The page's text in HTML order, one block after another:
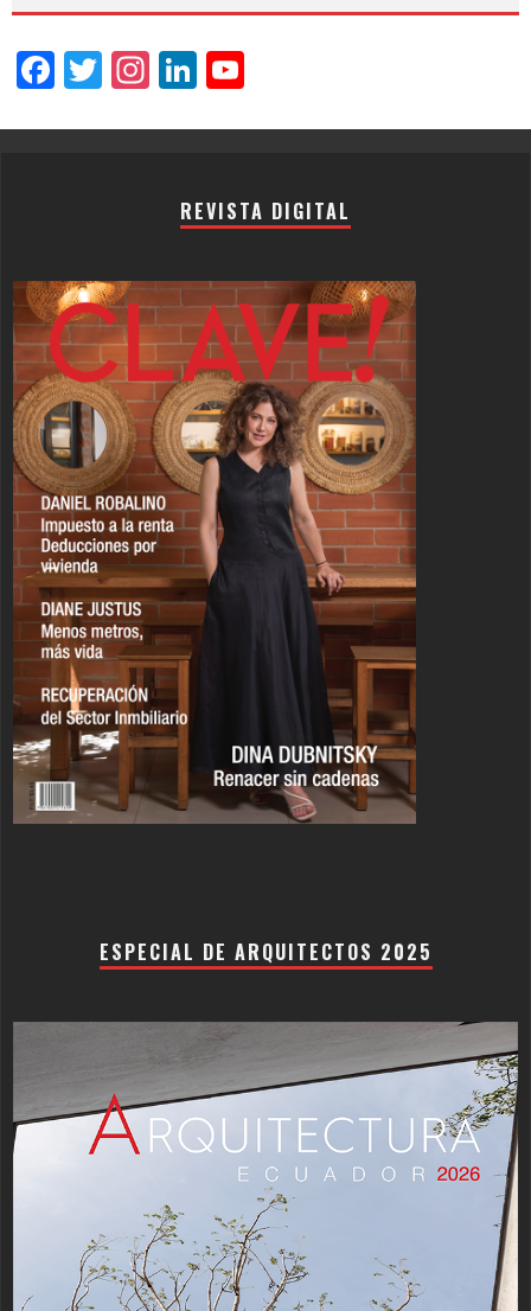
Facebook
Twitter
Instagram
LinkedIn
REVISTA DIGITAL
ESPECIAL DE ARQUITECTOS 2025